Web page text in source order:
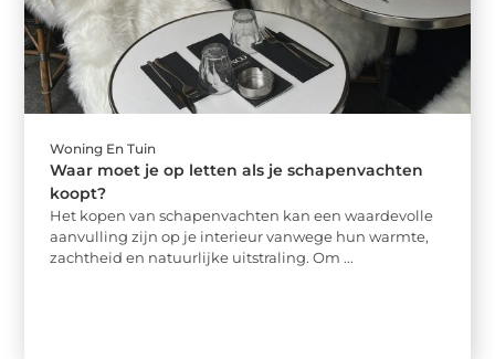
Woning En Tuin
Waar moet je op letten als je schapenvachten
koopt?
Het kopen van schapenvachten kan een waardevolle
aanvulling zijn op je interieur vanwege hun warmte,
zachtheid en natuurlijke uitstraling. Om ...